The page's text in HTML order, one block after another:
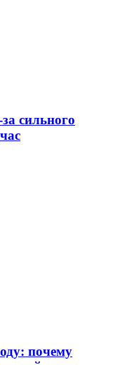
сильного
почему